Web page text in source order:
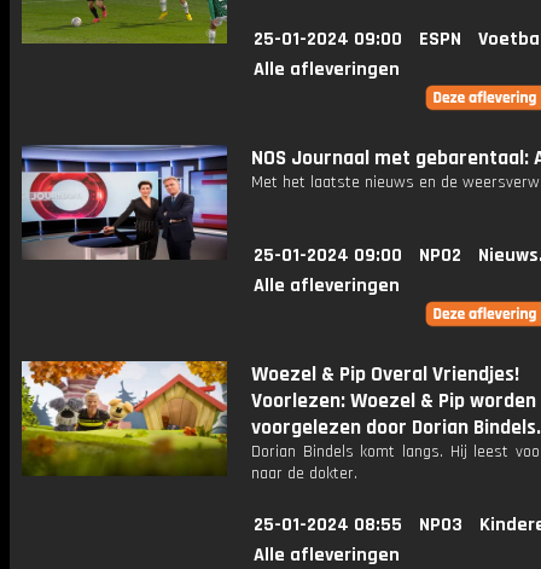
25-01-2024 09:00 ESPN
Alle afleveringen
NOS Journaal met gebarentaal:
Met het laatste nieuws en de
25-01-2024 09:00 NPO2
Alle afleveringen
Woezel & Pip Overal Vriendjes!
Voorlezen: Woezel & Pip worden
voorgelezen door Dorian Bindels.
Dorian Bindels komt langs. Hij leest
naar de dokter.
25-01-2024 08:55 NPO3
Alle afleveringen